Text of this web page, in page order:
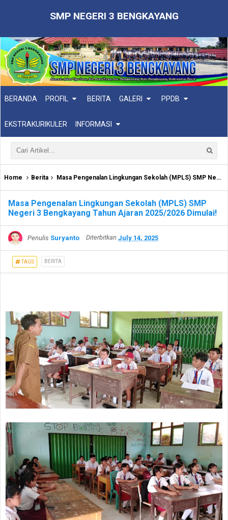
SMP NEGERI 3 BENGKAYANG
BERANDA PROFIL BERITA GALERI PPDB
EKSTRAKURIKULER INFORMASI
Home Berita Masa Pengenalan Lingkungan Sekolah (MPLS) SMP Negeri 3 Bengkayang Tahun Ajaran 2025/2026 Dimulai!
Masa Pengenalan Lingkungan Sekolah (MPLS) SMP
Negeri 3 Bengkayang Tahun Ajaran 2025/2026 Dimulai!
Penulis Suryanto Diterbitkan July 14, 2025
TAGS BERITA